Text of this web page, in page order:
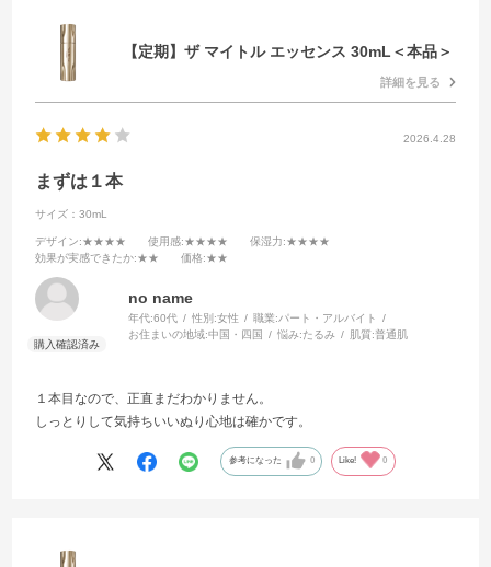
【定期】ザ マイトル エッセンス 30mL＜本品＞
詳細を見る
2026.4.28
まずは１本
サイズ：30mL
デザイン:★★★★ 使用感:★★★★ 保湿力:★★★★
効果が実感できたか:★★ 価格:★★
no name
年代:60代 性別:女性 職業:パート・アルバイト
お住まいの地域:中国・四国 悩み:たるみ 肌質:普通肌
１本目なので、正直まだわかりません。
しっとりして気持ちいいぬり心地は確かです。
参考になった 0 Like! 0